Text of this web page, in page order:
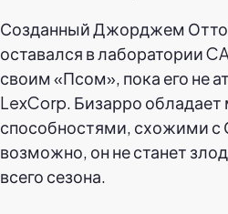
Созданный Джорджем
оставался в лаборатории
своим «Псом», пока его не
LexCorp. Бизарро
способностями, схожими с
возможно, он не станет
всего сезона.